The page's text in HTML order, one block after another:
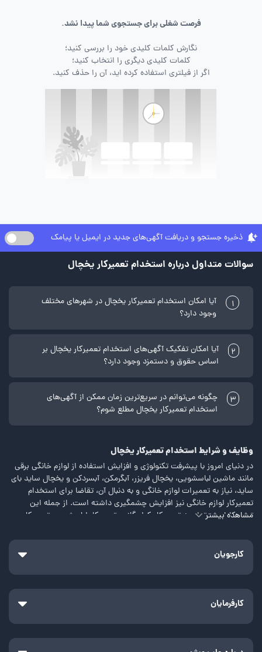
فرصت شغلی برای جستجوی شما پیدا نشد.
نگارش کلمات کلیدی خود را بررسی کنید؛
کلمات کلیدی دیگری را انتخاب کنید؛
اگر از فیلتری استفاده کرده اید، آن را حذف کنید.
ذخیره جستجو و دریافت آگهی‌های جدید در ایمیل یا پیامک
سوالات متداول درباره استخدام تعمیرکار یخچال
1
آیا امکان استخدام تعمیرکار یخچال در شهرهای مختلف
وجود دارد؟
2
آیا امکان تفکیک آگهی‌های استخدام تعمیرکار یخچال بر
اساس حقوق و دستمزد وجود دارد؟
3
چگونه می‌توانم در سریع‌ترین زمان ممکن از آگهی‌های
استخدام تعمیرکار یخچال مطلع شوم؟
وظایف و شرایط استخدام تعمیرکار یخچال
در دنیای امروز با پیشرفت تکنولوژی و افزایش استفاده از لوازم خانگی برقی
مانند ماشین لباسشویی، یخچال فریزر، آبگرمکن، آبسردکن و یخچال ساید بای
ساید، نیاز به تعمیرات لوازم خانگی و به دنبال آن، تقاضا برای استخدام
تعمیرکار لوازم خانگی نیز افزایش چشمگیری داشته است. از جمله این
تعمیرکاران می‌توان به تعمیرکار کولر گازی، تعمیرکار لباسشویی، تعمیرکار
معرفی فرصت‌های شغلی موجود برای این فرد و بررسی شرایط و مهارت‌های
موردنیاز برای استخدام تعمیرکار یخچال خواهیم پرداخت.
معرفی شغل تعمیرکار یخچال و بررسی فرصت‌های شغلی مختلف آن
شغل تعمیرکار یخچال، شغلی پر فرصت و پر اهمیت در عرصه تعمیرات
خانگی است. تعمیرکار یخچال یک فرد متخصص است که مسئولیت تشخیص
دارد. این شغل به دلیل اهمیت یخچال در زندگی روزمره خانواده‌ها و
صنعت‌های مختلف، بسیار مهم است.
مشاهده بیشتر
کارجویان
کارفرمایان